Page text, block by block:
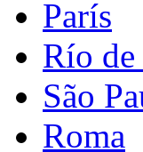
París
Río de
São
Roma